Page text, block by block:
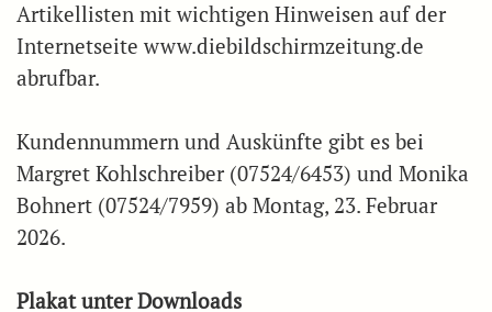
Artikellisten mit wichtigen Hinweisen auf der
Internetseite www.diebildschirmzeitung.de
abrufbar.
Kundennummern und Auskünfte gibt es bei
Margret Kohlschreiber (07524/6453) und Monika
Bohnert (07524/7959) ab Montag, 23. Februar
2026.
Plakat unter Downloads